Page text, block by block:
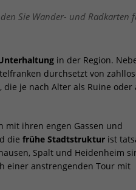
Sie Wander- und Radkarten
in der Region.
durchsetzt von
je nach Alter als Ruine oder
mit ihren engen Gassen und
die frühe Stadtstruktur ist
Spalt und Heidenheim
einer anstrengenden Tour mit
Cookie-Informationen anzeigen
Informationen anonym. Diese
unsere Website nutzen.
Cookie-Informationen anzeigen
von Drittanbietern oder Publishern
anzuzeigen. Sie tun dies, indem sie
Cookie-Informationen anzeigen